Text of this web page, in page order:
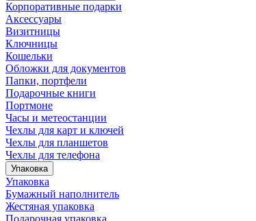
Корпоративные подарки
Аксессуары
Визитницы
Ключницы
Кошельки
Обложки для документов
Папки, портфели
Подарочные книги
Портмоне
Часы и метеостанции
Чехлы для карт и ключей
Чехлы для планшетов
Чехлы для телефона
Упаковка
Упаковка
Бумажный наполнитель
Жестяная упаковка
Подарочная упаковка